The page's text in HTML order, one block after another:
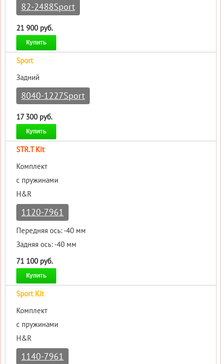
82-2488Sport
21 900 руб.
Купить
Sport
Задний
8040-1227Sport
17 300 руб.
Купить
STR.T Kit
Комплект
с пружинами
H&R
1120-7961
Передняя ось: -40 мм
Задняя ось: -40 мм
71 100 руб.
Купить
Sport Kit
Комплект
с пружинами
H&R
1140-7961